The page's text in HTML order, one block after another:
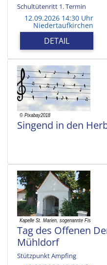
Schultütenritt 1. Termin
12.09.2026 14:30 Uhr
Niedertaufkirchen
DETAIL
Singend in den
Tag des Offenen
Mühldorf
Stützpunkt Ampfing